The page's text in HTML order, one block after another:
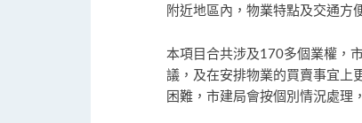
附近地區內，物業特點及交通方
本項目合共涉及170多個業權，
議，及在安排物業的買賣事宜上
困難，市建局會按個別情況處理